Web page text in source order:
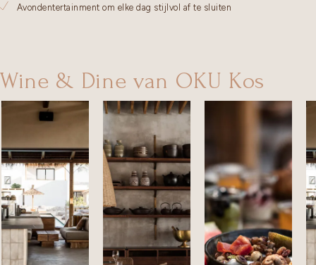
Avondentertainment om elke dag stijlvol af te sluiten
Wine & Dine van OKU Kos